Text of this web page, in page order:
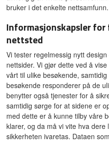
bruker i det enkelte nettsamfunn.
Informasjonskapsler
nettsted
Vi tester regelmessig nytt
nettsider. Vi gjør dette ved å
vårt til ulike besøkende,
besøkende responderer på de
benytter også tjenester for å
samtidig sørge for at sidene er
med dette er å kunne tilby våre
klarer, og da må vi vite hva dere
sikkerheten ivaretas. Dataen